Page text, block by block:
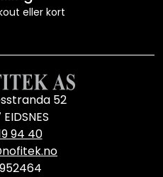
eller kort
52
94 40